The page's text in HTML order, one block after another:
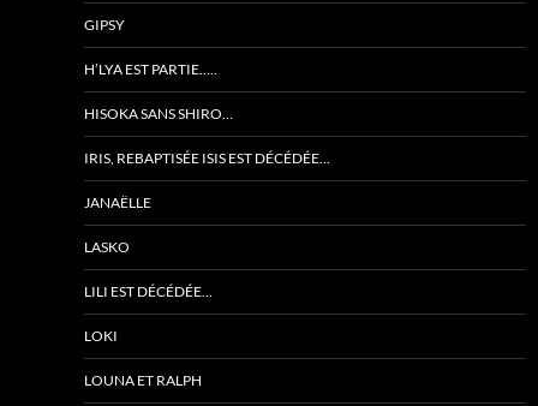
GIPSY
H’LYA EST PARTIE…..
HISOKA SANS SHIRO…
IRIS, REBAPTISÉE ISIS EST DÉCÉDÉE…
JANAËLLE
LASKO
LILI EST DÉCÉDÉE…
LOKI
LOUNA ET RALPH